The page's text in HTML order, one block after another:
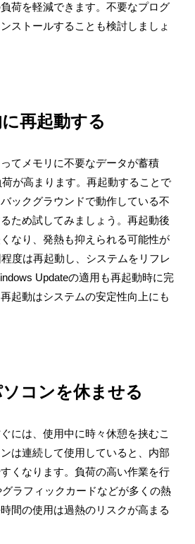
荷を軽減できます。不要なプログ
ストールすることも検討しましょ
再起動する
てメモリに不要なデータが蓄積
が高まります。再起動することで
ックグラウンドで動作している不
ため試してみましょう。再起動後
なり、発熱も抑えられる可能性が
度は再起動し、システムをリフレ
Updateの適用も再起動時に完
起動はシステムの安定性向上にも
コンを休ませる
には、使用中に時々休憩を挟むこ
は連続して使用していると、内部
くなります。負荷の高い作業を行
ラフィックカードなどが多くの熱
間の使用は過熱のリスクが高まる